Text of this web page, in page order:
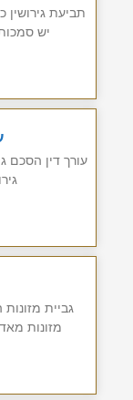
תביעת
יש
עורך דין הסכם
גביית
מזונות